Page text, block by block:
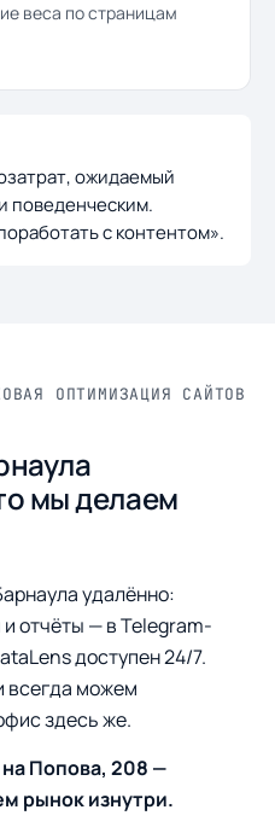
веса по страницам
ожидаемый
поведенческим.
с контентом».
ОПТИМИЗАЦИЯ САЙТОВ
мы делаем
удалённо:
отчёты — в Telegram-
доступен 24/7.
всегда можем
здесь же.
Попова, 208 —
рынок изнутри.